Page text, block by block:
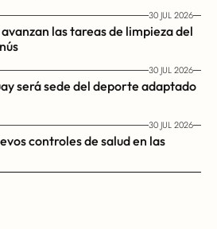
30 JUL 2026
las tareas de limpieza del
30 JUL 2026
será sede del deporte adaptado
30 JUL 2026
controles de salud en las